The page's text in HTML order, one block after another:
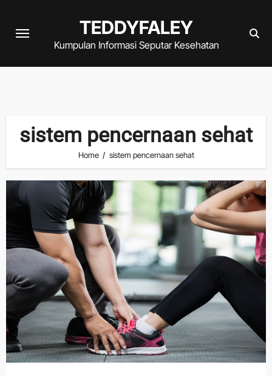
TEDDYFALEY
Kumpulan Informasi Seputar Kesehatan
sistem pencernaan sehat
Home sistem pencernaan sehat